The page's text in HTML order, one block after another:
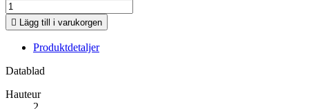
 Lägg till i varukorgen
Produktdetaljer
Datablad
Hauteur